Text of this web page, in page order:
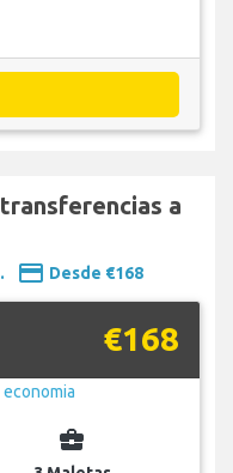
a
payment Desde €168
€168
business_center